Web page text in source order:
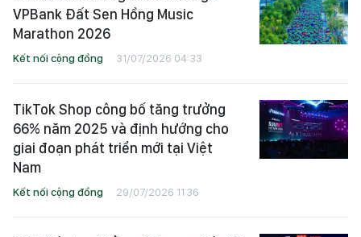
Kết nối cộng đồng 31/07/2026 06:53
Ưu đãi đến 40% giá BIB tham gia
Marathon 2026
Kết nối cộng đồng 31/07/2026 04:33
TikTok Shop công bố tăng trưởng
66% năm 2025 và định hướng cho